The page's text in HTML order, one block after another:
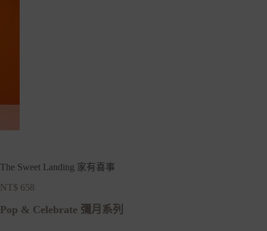
The Sweet Landing 家有喜事
NT$ 658
Pop & Celebrate 彌月系列